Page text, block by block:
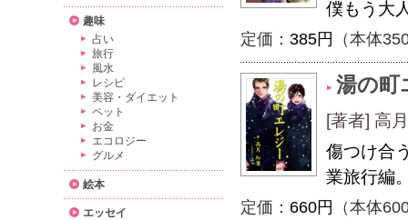
僕もう大
定価： 385円 （本体
湯の町
[著者] 高
傷つけ合
業旅行編
定価： 660円 （本体
趣味
占い
旅行
風水
レシピ
美容・ダイエット
ペット
お金
エコロジー
グルメ
絵本
エッセイ